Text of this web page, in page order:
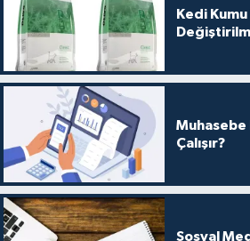
Kedi Kumu
Muhasebe
Çalışır?
Sosyal